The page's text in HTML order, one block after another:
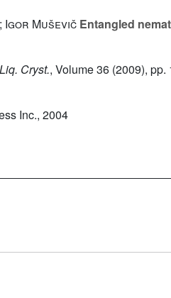
Igor Muševič Entangled
Cryst., Volume 36 (2009), pp.
Inc., 2004